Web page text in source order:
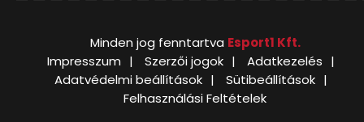
Minden jog fenntartva Esport1 Kft.
Impresszum
Szerzői jogok
Adatkezelés
Adatvédelmi beállítások
Sütibeállítások
Felhasználási Feltételek